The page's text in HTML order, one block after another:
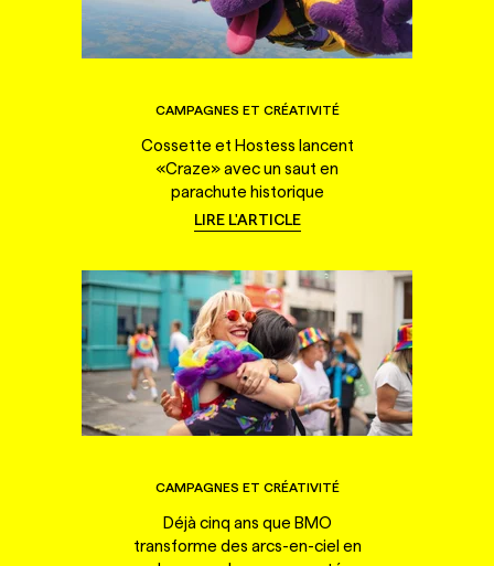
CAMPAGNES ET CRÉATIVITÉ
Cossette et Hostess lancent
«Craze» avec un saut en
parachute historique
LIRE L'ARTICLE
CAMPAGNES ET CRÉATIVITÉ
Déjà cinq ans que BMO
transforme des arcs-en-ciel en